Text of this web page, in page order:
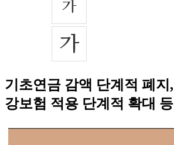
기초연금 감액 단계적 폐지
강보험 적용 단계적 확대 등